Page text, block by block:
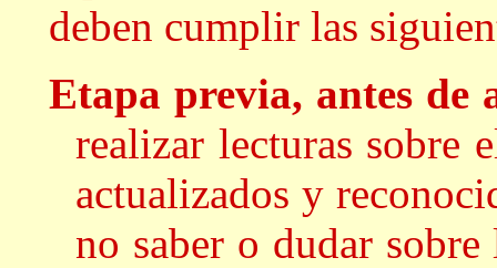
deben cumplir las
Etapa previa, antes de
realizar lecturas sobre
actualizados y
no saber o dudar